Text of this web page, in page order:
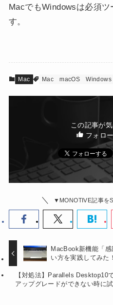
MacでもWindowsは必須ツ
す。
Mac Mac macOS Windows
この記事が
フォロ
▼MONOTIVE記事を
MacBook新機能「
い方を実践してみた！
【対処法】Parallels Desktop10
アップグレードができない時に